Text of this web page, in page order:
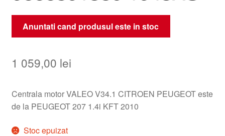
Anuntati cand produsul este in stoc
1 059,00 lei
Centrala motor VALEO V34.1 CITROEN PEUGEOT este
de la PEUGEOT 207 1.4i KFT 2010
Stoc epuizat